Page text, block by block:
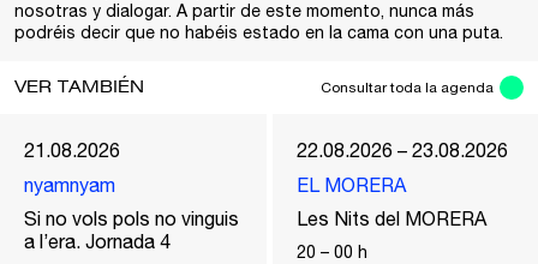
nosotras y dialogar. A partir de este momento, nunca más
podréis decir que no habéis estado en la cama con una puta.
VER TAMBIÉN Consultar toda la agenda
21.08.2026
nyamnyam
Si no vols pols no vinguis
a l’era. Jornada 4
22.08.2026 – 23.08.2026
EL MORERA
Les Nits del MORERA
20 – 00 h